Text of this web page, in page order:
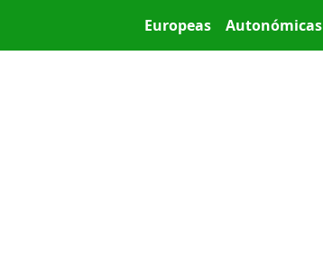
Main menu
Europeas Autonómicas